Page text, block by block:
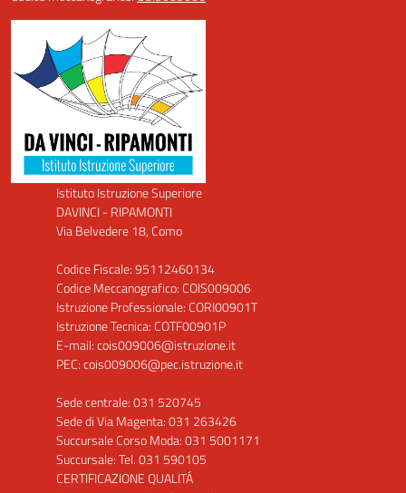
Istituto Istruzione Superiore
DAVINCI - RIPAMONTI
Via Belvedere 18, Como
Codice Fiscale: 95112460134
Codice Meccanografico: COIS009006
Istruzione Professionale: CORI00901T
Istruzione Tecnica: COTF00901P
E-mail: cois009006@istruzione.it
PEC: cois009006@pec.istruzione.it
Sede centrale: 031 520745
Sede di Via Magenta: 031 263426
Succursale Corso Moda: 031 5001171
Succursale: Tel. 031 590105
CERTIFICAZIONE QUALITÁ